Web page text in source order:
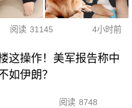
阅读 31145 4小时前
这操作！美军报告称中
如伊朗？
阅读 8748